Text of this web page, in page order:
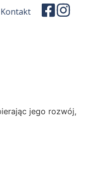
Kontakt
jego rozwój,